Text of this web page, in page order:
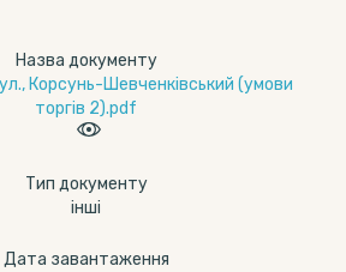
Назва документу
Корсунь-Шевченківський (умови
торгів 2).pdf
Тип документу
інші
Дата завантаження